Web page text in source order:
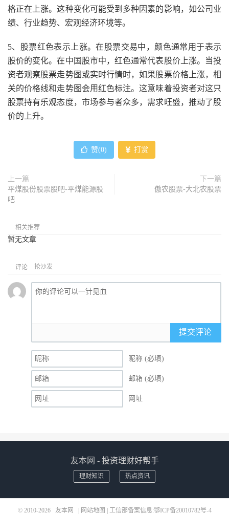
格正在上涨。这种变化可能受到多种因素的影响，如公司业
绩、行业趋势、宏观经济环境等。
5、股票红色表示上涨。在股票交易中，颜色通常用于表示
股价的变化。在中国股市中，红色通常代表股价上涨。当投
资者观察股票走势图或实时行情时，如果股票价格上涨，相
关的价格线和走势图会用红色标注。这意味着投资者对这只
股票持有乐观态度，市场参与者众多，需求旺盛，推动了股
价的上升。
赞(0) 打赏
上一篇
平煤股份股票股吧-平煤能源股
吧
下一篇
傲农股票-大北农股票
相关推荐
暂无文章
评论 抢沙发
提交评论
昵称 (必填)
邮箱 (必填)
网址
友本网 - 投资理财好帮手
理财知识 热点资讯
© 2010-2026 友本网 网站地图 | 工信部备案信息:鄂ICP备20010782号-4